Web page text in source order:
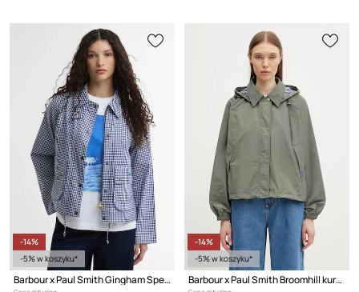
-14%
-5% w koszyku*
Barbour x Paul Smith Gingham Spey kurtka damska bawełniana
-14%
-5% w koszyku*
Barbour x Paul Smith Broomhill kurtka damska